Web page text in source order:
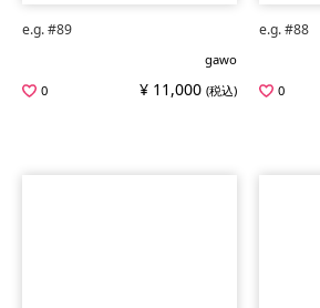
e.g. #89
gawo
0
¥ 11,000 (税込)
e.g. #88
0